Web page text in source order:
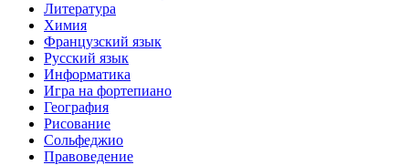
Литература
Химия
Французский язык
Русский язык
Информатика
Игра на фортепиано
География
Рисование
Сольфеджио
Правоведение